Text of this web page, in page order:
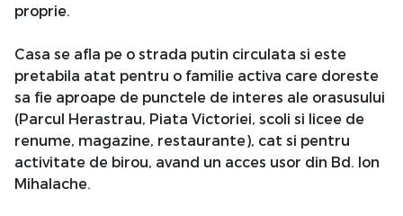
proprie.
Casa se afla pe o strada putin circulata si este
pretabila atat pentru o familie activa care doreste
sa fie aproape de punctele de interes ale orasusului
(Parcul Herastrau, Piata Victoriei, scoli si licee de
renume, magazine, restaurante), cat si pentru
activitate de birou, avand un acces usor din Bd. Ion
Mihalache.